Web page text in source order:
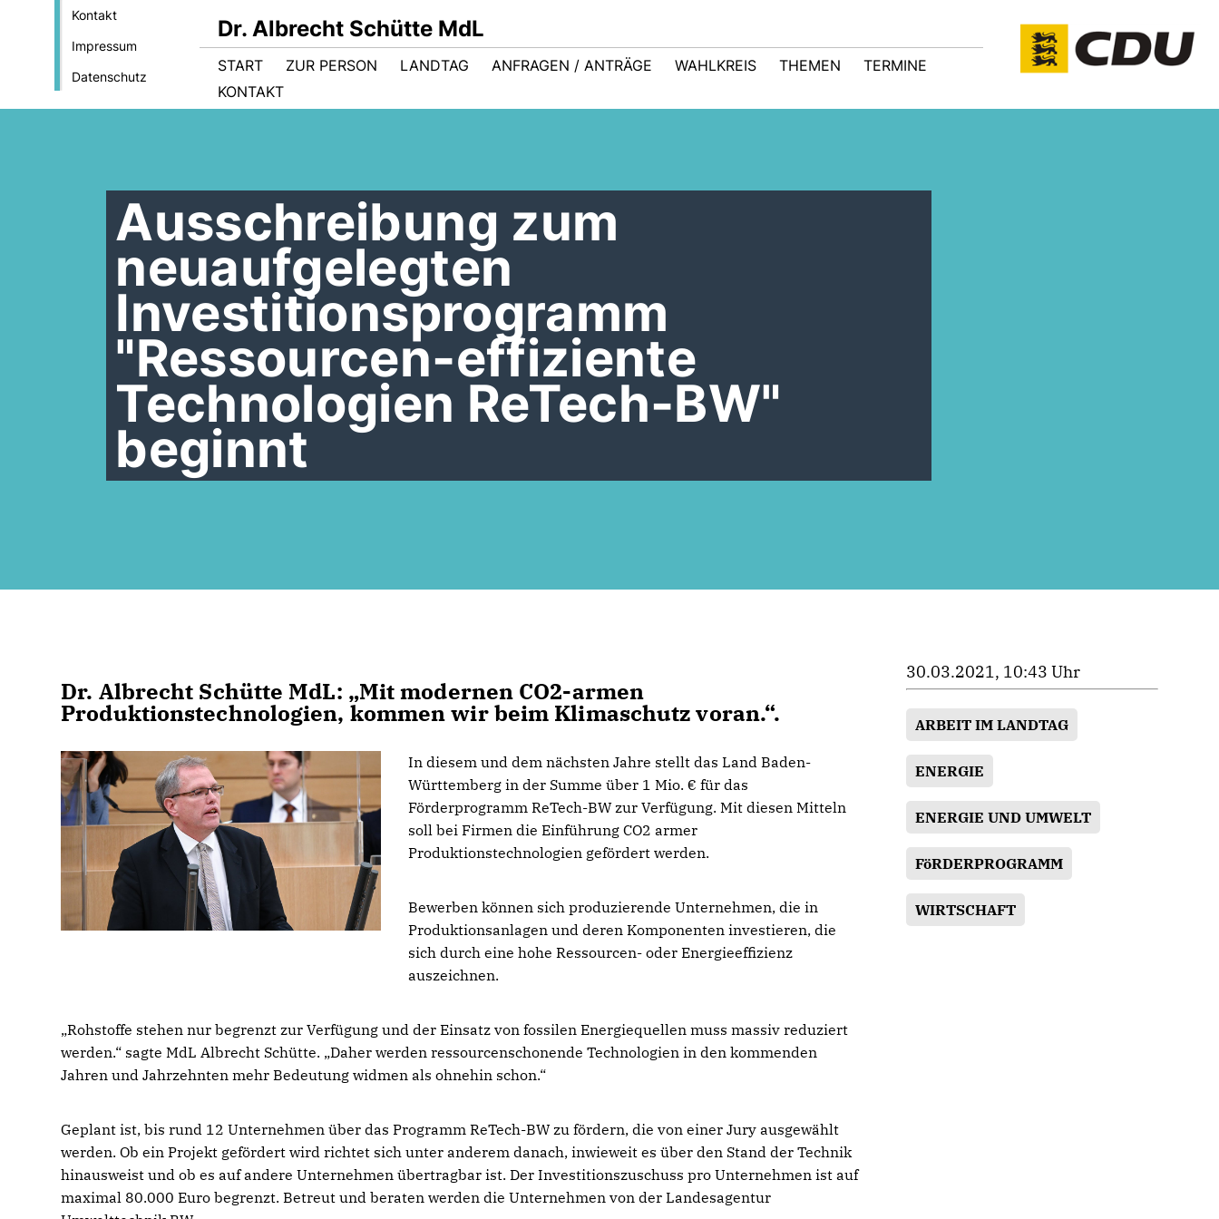
Kontakt
Impressum
Datenschutz
Dr. Albrecht Schütte MdL
START ZUR PERSON LANDTAG ANFRAGEN / ANTRÄGE WAHLKREIS THEMEN
TERMINE
KONTAKT
Ausschreibung zum
neuaufgelegten
Investitionsprogramm
"Ressourcen-effiziente
Technologien ReTech-BW"
beginnt
Dr. Albrecht Schütte MdL: „Mit modernen CO2-armen
Produktionstechnologien, kommen wir beim Klimaschutz voran.“.
In diesem und dem nächsten Jahre stellt das Land Baden-
Württemberg in der Summe über 1 Mio. € für das
Förderprogramm ReTech-BW zur Verfügung. Mit diesen Mitteln
soll bei Firmen die Einführung CO2 armer
Produktionstechnologien gefördert werden.
Bewerben können sich produzierende Unternehmen, die in
Produktionsanlagen und deren Komponenten investieren, die
sich durch eine hohe Ressourcen- oder Energieeffizienz
auszeichnen.
Rohstoffe stehen nur begrenzt zur Verfügung und der Einsatz von fossilen Energiequellen muss massiv reduziert
werden.“ sagte MdL Albrecht Schütte. „Daher werden ressourcenschonende Technologien in den kommenden
Jahren und Jahrzehnten mehr Bedeutung widmen als ohnehin schon.“
Geplant ist, bis rund 12 Unternehmen über das Programm ReTech-BW zu fördern, die von einer Jury ausgewählt
werden. Ob ein Projekt gefördert wird richtet sich unter anderem danach, inwieweit es über den Stand der Technik
hinausweist und ob es auf andere Unternehmen übertragbar ist. Der Investitionszuschuss pro Unternehmen ist auf
maximal 80.000 Euro begrenzt. Betreut und beraten werden die Unternehmen von der Landesagentur
30.03.2021, 10:43 Uhr
ARBEIT IM LANDTAG
ENERGIE
ENERGIE UND UMWELT
FöRDERPROGRAMM
WIRTSCHAFT